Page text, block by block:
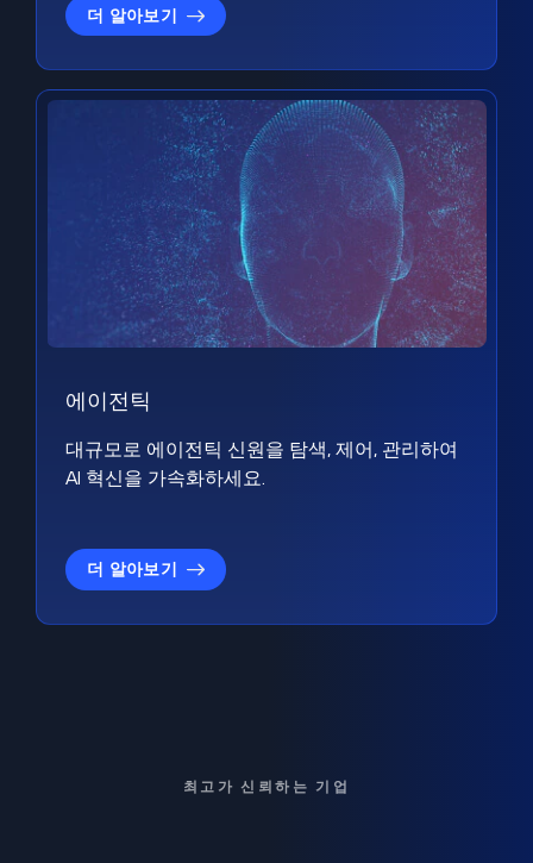
더 알아보기
에이전틱
대규모로 에이전틱 신원을 탐색, 제어, 관리하여
AI 혁신을 가속화하세요.
더 알아보기
최고가 신뢰하는 기업